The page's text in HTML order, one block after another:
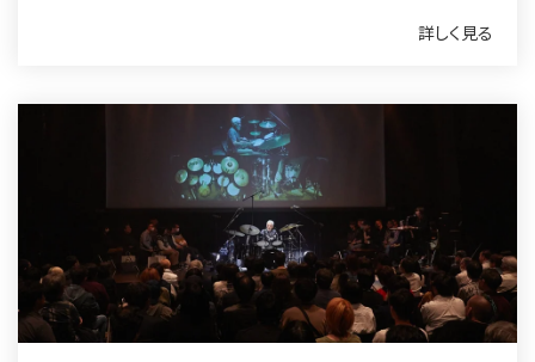
詳しく見る